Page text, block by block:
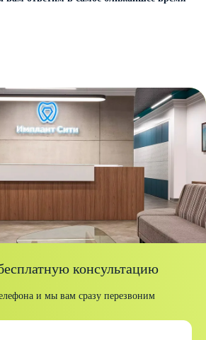
консультацию
и мы вам сразу перезвоним